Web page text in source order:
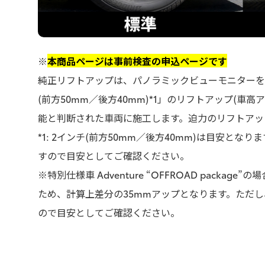
※本商品ページは事前検査の申込ページです
純正リフトアップは、パノラミックビューモニター
(前方50mm／後方40mm)*1」のリフトアップ(車高
能と判断された車両に施工します。迫力のリフトア
*1: 2インチ(前方50mm／後方40mm)は目安となり
すので目安としてご確認ください。
※特別仕様車 Adventure “OFFROAD package”の
ため、計算上差分の35mmアップとなります。ただ
ので目安としてご確認ください。